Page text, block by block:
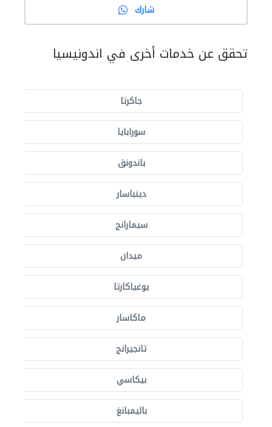
شارك
تحقق عن خدمات أخرى في اندونيسيا
جاكرتا
سورابايا
باندونق
دينباسار
سيمارانج
ميدان
يوغياكارتا
ماكاسار
تانجيرانج
بيكاسي
باليمبانغ